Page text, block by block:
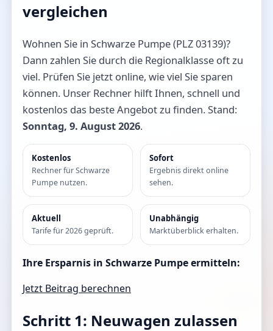
vergleichen
Wohnen Sie in Schwarze Pumpe (PLZ 03139)?
Dann zahlen Sie durch die Regionalklasse oft zu
viel. Prüfen Sie jetzt online, wie viel Sie sparen
können. Unser Rechner hilft Ihnen, schnell und
kostenlos das beste Angebot zu finden. Stand:
Sonntag, 9. August 2026.
Kostenlos
Rechner für Schwarze
Pumpe nutzen.
Sofort
Ergebnis direkt online
sehen.
Aktuell
Tarife für 2026 geprüft.
Unabhängig
Marktüberblick erhalten.
Ihre Ersparnis in Schwarze Pumpe ermitteln:
Jetzt Beitrag berechnen
Schritt 1: Neuwagen zulassen